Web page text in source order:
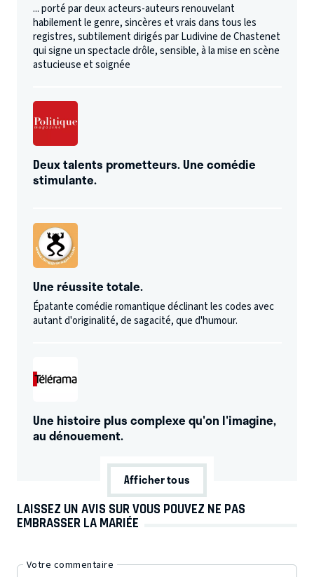
... porté par deux acteurs-auteurs renouvelant
habilement le genre, sincères et vrais dans tous les
registres, subtilement dirigés par Ludivine de Chastenet
qui signe un spectacle drôle, sensible, à la mise en scène
astucieuse et soignée
Deux talents prometteurs. Une comédie
stimulante.
Une réussite totale.
Épatante comédie romantique déclinant les codes avec
autant d'originalité, de sagacité, que d'humour.
Une histoire plus complexe qu'on l'imagine,
au dénouement.
Afficher tous
LAISSEZ UN AVIS SUR VOUS POUVEZ NE PAS
EMBRASSER LA MARIÉE
Votre commentaire